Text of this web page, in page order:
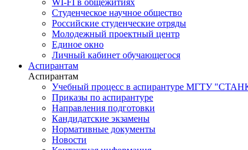
WI-FI в общежитиях
Студенческое научное общество
Российские студенческие отряды
Молодежный проектный центр
Единое окно
Личный кабинет обучающегося
Аспирантам
Аспирантам
Учебный процесс в аспирантуре МГТУ
Приказы по аспирантуре
Направления подготовки
Кандидатские экзамены
Нормативные документы
Новости